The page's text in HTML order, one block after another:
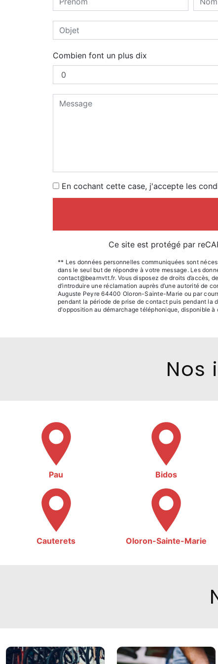
Combien font un plus dix
En cochant cette case, j'accepte les
Ce site est protégé par
** Les données personnelles communiquées sont
dans le seul but de répondre à votre message. Les
contact@bearnvtt.fr. Vous disposez de droits d’accès,
d’introduire une réclamation auprès d’une autorité de
Auguste Peyre 64400 Oloron-Sainte-Marie ou par
pendant la période de prise de contact puis pendant la
d'opposition au démarchage téléphonique, disponible à
Nos
Pau Bidos
Cauterets Oloron-Sainte-Marie